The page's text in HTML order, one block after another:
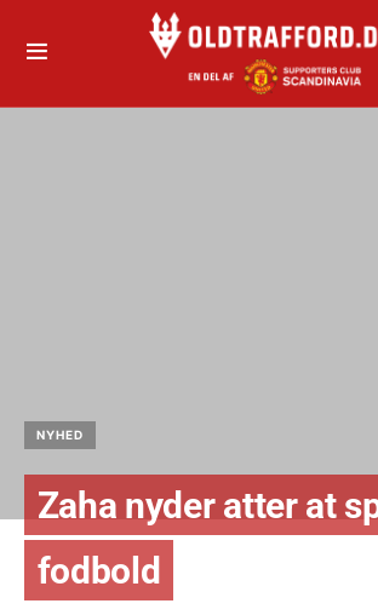
NYHED
Zaha nyder atter at
fodbold